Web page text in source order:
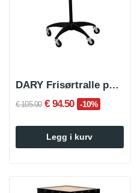
DARY Frisørtralle på hjul med svart brett
€ 105.00 € 94.50 -10%
Legg i kurv